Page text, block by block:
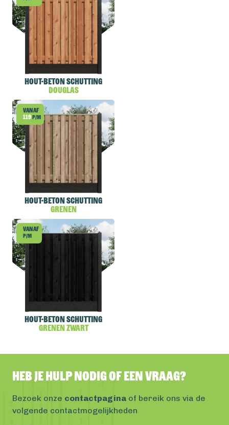
Hout-beton schutting
Douglas
Vanaf
119 p/m
Hout-beton schutting
Grenen
Vanaf
p/m
Hout-beton schutting
Grenen Zwart
Heb je hulp nodig of een vraag?
Bezoek onze contactpagina of bereik ons via de
volgende contactmogelijkheden